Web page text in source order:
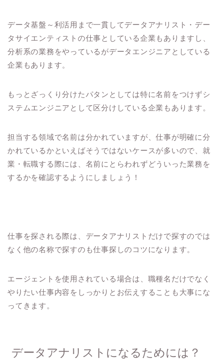
データ基盤～利活用まで一貫してデータアナリスト・デー
タサイエンティストの仕事としている企業もありますし、
分析系の業務をやっているがデータエンジニアとしている
企業もあります。
もっとざっくり分けたパタンとしては特に名前をつけずシ
ステムエンジニアとして区分けしている企業もあります。
担当する領域で名前は分かれていますが、仕事が明確に分
かれているかといえばそうではないケースが多いので、就
業・転職する際には、名前にとらわれずどういった業務を
するかを確認するようにしましょう！
仕事を探される際は、データアナリストだけで探すのでは
なく他の名称で探すのも仕事探しのコツになります。
エージェントを使用されている場合は、職種名だけでなく
やりたい仕事内容をしっかりとお伝えすることも大事にな
ってきます。
データアナリストになるためには？